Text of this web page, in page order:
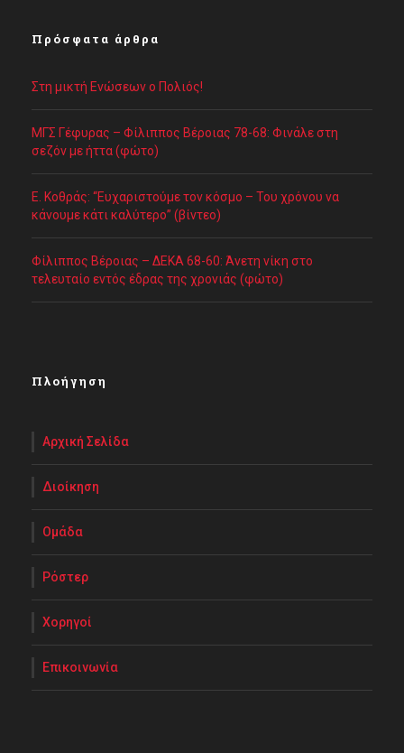
Πρόσφατα άρθρα
Στη μικτή Ενώσεων ο Πολιός!
ΜΓΣ Γέφυρας – Φίλιππος Βέροιας 78-68: Φινάλε στη
σεζόν με ήττα (φώτο)
Ε. Κοθράς: “Ευχαριστούμε τον κόσμο – Του χρόνου να
κάνουμε κάτι καλύτερο” (βίντεο)
Φίλιππος Βέροιας – ΔΕΚΑ 68-60: Άνετη νίκη στο
τελευταίο εντός έδρας της χρονιάς (φώτο)
Πλοήγηση
Αρχική Σελίδα
Διοίκηση
Ομάδα
Ρόστερ
Χορηγοί
Επικοινωνία